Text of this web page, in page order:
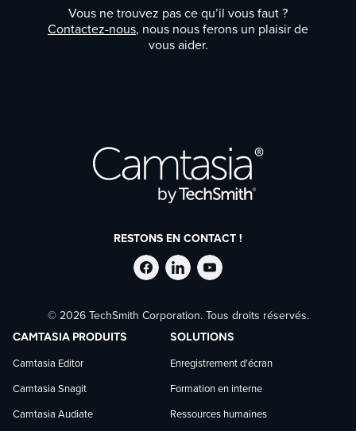
effets de curseur conservent toute leur
netteté, quelle que soit la résolution.
Vous ne trouvez pas ce qu’il vous faut ?
Contactez-nous, nous nous ferons un plaisir de
vous aider.
RESTONS EN CONTACT !
Suivre
TechSmith
sur
Facebook
Suivre
TechSmith
sur
LinkedIn
Suivre
TechSmith
sur
YouTube
© 2026 TechSmith Corporation. Tous droits réservés.
CAMTASIA PRODUITS
Camtasia Editor
Camtasia Snagit
Camtasia Audiate
SOLUTIONS
Enregistrement d’écran
Formation en interne
Ressources humaines